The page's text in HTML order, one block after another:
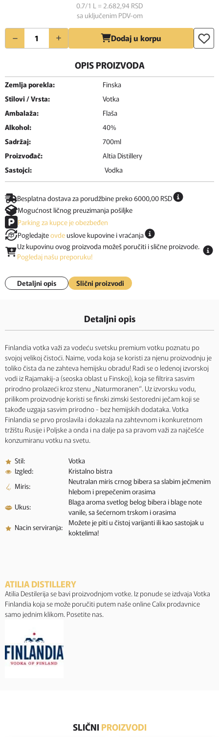
0.7/1 L = 2.682,94 RSD
sa uključenim PDV-om
Količina Dodaj u korpu
OPIS PROIZVODA
Zemlja porekla:
Finska
Stilovi / Vrsta:
Votka
Ambalaža:
Flaša
Alkohol:
40%
Sadržaj:
700ml
Proizvođač:
Altia Distillery
Sastojci:
Vodka
Besplatna dostava za porudžbine preko 6000,00 RSD
Mogućnost ličnog preuzimanja pošiljke
Parking za kupce je obezbeđen
Pogledajteovde uslove kupovine i vraćanja
Uz kupovinu ovog proizvoda možeš poručiti i slične proizvode.
Pogledaj našu preporuku!
Detaljni opis Slični proizvodi
Detaljni opis
Finlandia votka važi za vodeću svetsku premium votku poznatu po
svojoj velikoj čistoći. Naime, voda koja se koristi za njenu proizvodnju je
toliko čista da ne zahteva hemijsku obradu! Radi se o ledenoj izvorskoj
vodi iz Rajamakij-a (seoska oblast u Finskoj), koja se filtrira sasvim
prirodno prolazeći kroz stenu „Naturmoranen“. Uz izvorsku vodu,
prilikom proizvodnje koristi se finski zimski šestoredni ječam koji se
takođe uzgaja sasvim prirodno - bez hemijskih dodataka. Votka
Finlandia se prvo proslavila i dokazala na zahtevnom i konkuretnom
tržištu Rusije i Poljske a onda i na dalje pa sa pravom važi za najčešće
konzumiranu votku na svetu.
Stil:
Votka
Izgled:
Kristalno bistra
Miris:
Neutralan miris crnog bibera sa slabim ječmenim
hlebom i prepečenim orasima
Ukus:
Blaga aroma svetlog belog bibera i blage note
vanile, sa šećernom trskom i orasima
Nacin serviranja:
Možete je piti u čistoj varijanti ili kao sastojak u
koktelima!
ATILIA DISTILLERY
Atilia Destilerija se bavi proizvodnjom votke. Iz ponude se izdvaja Votka
Finlandia koja se može poručiti putem naše online Calix prodavnice
samo jednim klikom. Posetite nas.
SLIČNI PROIZVODI